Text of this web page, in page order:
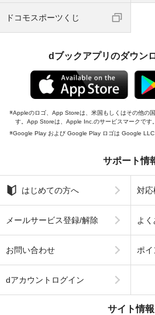
ドコモスポーツくじ
dブックアプリのダウン
Appleのロゴ、App Storeは、米国もしくはその他の
す。App Storeは、Apple Inc.のサービスマークです。
Google Play および Google Play ロゴは Google LLC
サポート情
はじめての方へ 対応
メールサービス登録/解除 よく
お問い合わせ ポイ
dアカウントログイン
サイト情報